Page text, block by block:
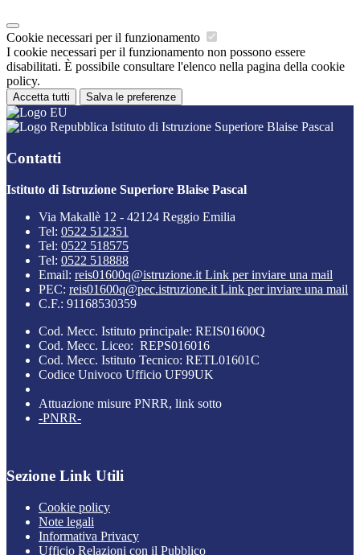
Cookie necessari per il funzionamento
I cookie necessari per il funzionamento non possono essere
disabilitati. È possibile consultare l'elenco nella pagina della cookie
policy.
Accetta tutti Salva le preferenze
Istituto di Istruzione Superiore Blaise Pascal
Contatti
Istituto di Istruzione Superiore Blaise Pascal
Via Makallè 12 - 42124 Reggio Emilia
Tel: 0522 512351
Tel: 0522 518575
Tel: 0522 518888
Email: reis01600q@istruzione.it Link per inviare una mail
PEC: reis01600q@pec.istruzione.it Link per inviare una mail
C.F.: 91168530359
Cod. Mecc. Istituto principale: REIS01600Q
Cod. Mecc. Liceo: REPS016016
Cod. Mecc. Istituto Tecnico: RETL01601C
Codice Univoco Ufficio UF99UK
Attuazione misure PNRR, link sotto
-PNRR-
Sezione Link Utili
Cookie policy
Note legali
Informativa Privacy
Ufficio Relazioni con il Pubblico